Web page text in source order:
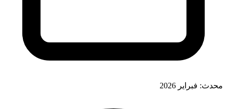
محدث: فبراير 2026